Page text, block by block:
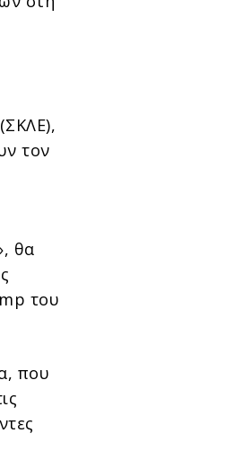
τον
θα
του
που